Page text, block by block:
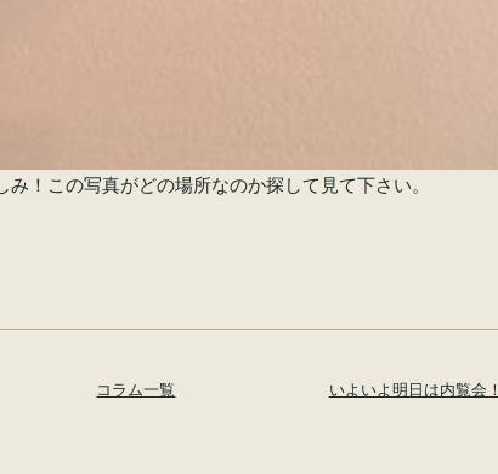
！この写真がどの場所なのか探して見て下さい。
コラム一覧 いよいよ明日は内覧会！